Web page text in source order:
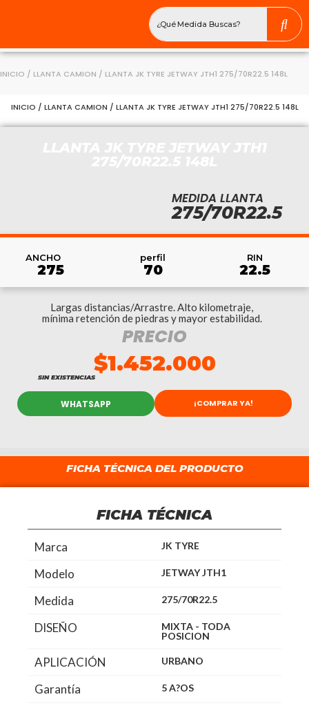
INICIO / LLANTA CAMION / LLANTA JK TYRE JETWAY JTH1 275/70R22.5 148L
INICIO / LLANTA CAMION / LLANTA JK TYRE JETWAY JTH1 275/70R22.5 148L
MEDIDA LLANTA
275/70R22.5
ANCHO
275
perfil
70
RIN
22.5
Largas distancias/Arrastre. Alto kilometraje,
mínima retención de piedras y mayor estabilidad.
PRECIO
$1.452.000
SIN EXISTENCIAS
WHATSAPP ¡COMPRAR YA!
FICHA TÉCNICA DEL PRODUCTO
FICHA TÉCNICA
Marca JK TYRE
Modelo JETWAY JTH1
Medida 275/70R22.5
DISEÑO
MIXTA - TODA
POSICION
APLICACIÓN URBANO
Garantía 5 A?OS